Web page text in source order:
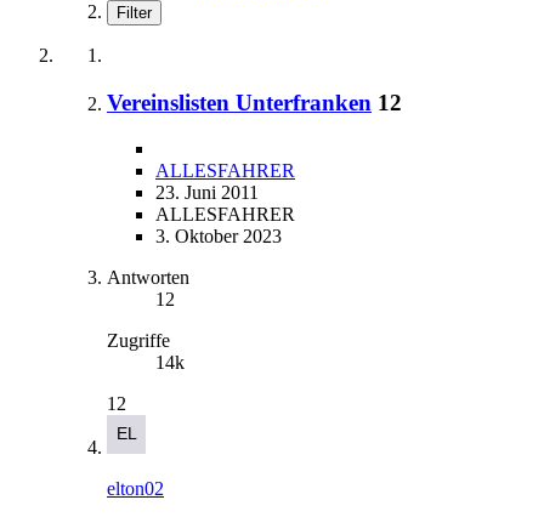
Filter
Vereinslisten Unterfranken 12
ALLESFAHRER
23. Juni 2011
ALLESFAHRER
3. Oktober 2023
Antworten
12
Zugriffe
14k
12
elton02